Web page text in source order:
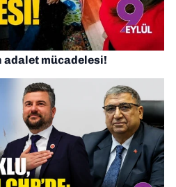
adalet mücadelesi!